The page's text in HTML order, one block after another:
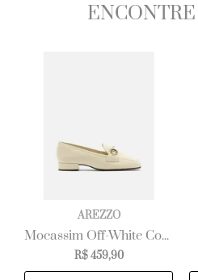
ENCONTRE
AREZZO
Mocassim Off-White Couro Salto Baixo Bloco Bridão
R$ 459,90